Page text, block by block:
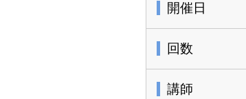
開催日
回数
講師